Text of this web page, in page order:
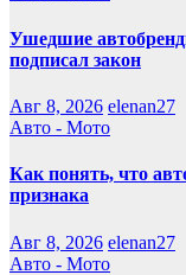
Ушедшие
подписал закон
Авг 8, 2026 elenan27
Авто - Мото
Как понять, что
признака
Авг 8, 2026 elenan27
Авто - Мото